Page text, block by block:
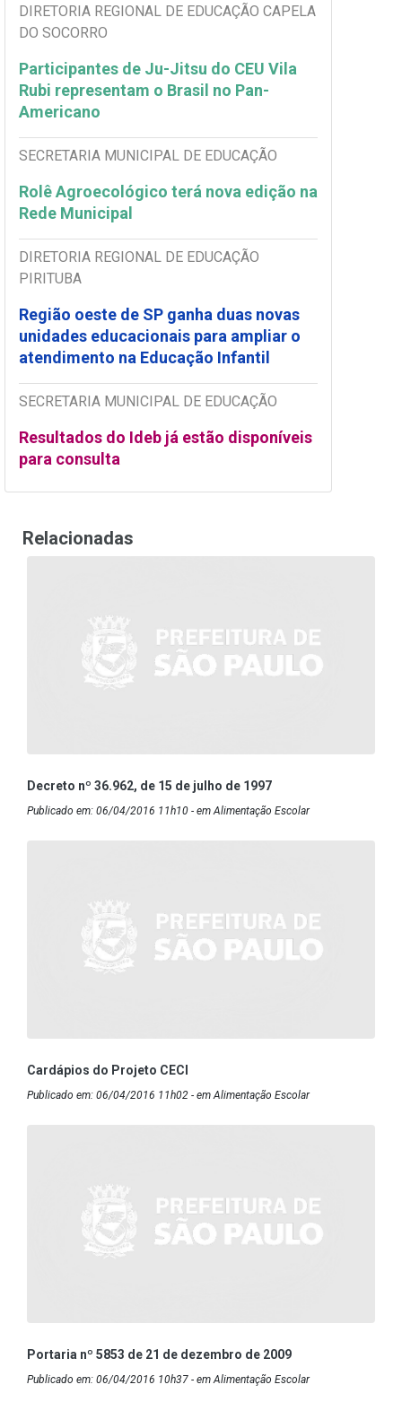
DIRETORIA REGIONAL DE EDUCAÇÃO CAPELA
DO SOCORRO
Participantes de Ju-Jitsu do CEU Vila
Rubi representam o Brasil no Pan-
Americano
SECRETARIA MUNICIPAL DE EDUCAÇÃO
Rolê Agroecológico terá nova edição na
Rede Municipal
DIRETORIA REGIONAL DE EDUCAÇÃO
PIRITUBA
Região oeste de SP ganha duas novas
unidades educacionais para ampliar o
atendimento na Educação Infantil
SECRETARIA MUNICIPAL DE EDUCAÇÃO
Resultados do Ideb já estão disponíveis
para consulta
Relacionadas
Decreto nº 36.962, de 15 de julho de 1997
Publicado em: 06/04/2016 11h10 - em Alimentação Escolar
Cardápios do Projeto CECI
Publicado em: 06/04/2016 11h02 - em Alimentação Escolar
Portaria nº 5853 de 21 de dezembro de 2009
Publicado em: 06/04/2016 10h37 - em Alimentação Escolar